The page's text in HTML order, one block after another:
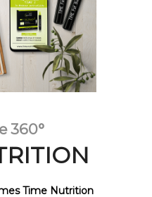
360°
Time Nutrition